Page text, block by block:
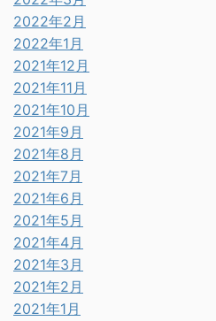
2022年2月
2022年1月
2021年12月
2021年11月
2021年10月
2021年9月
2021年8月
2021年7月
2021年6月
2021年5月
2021年4月
2021年3月
2021年2月
2021年1月